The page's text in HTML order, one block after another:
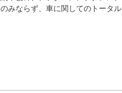
のみならず、車に関してのトータ